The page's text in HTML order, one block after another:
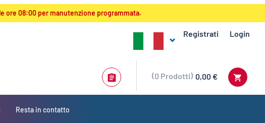
ore 08:00 per manutenzione programmata.
Registrati Login
0,00 €
0 Prodotti
Resta in contatto